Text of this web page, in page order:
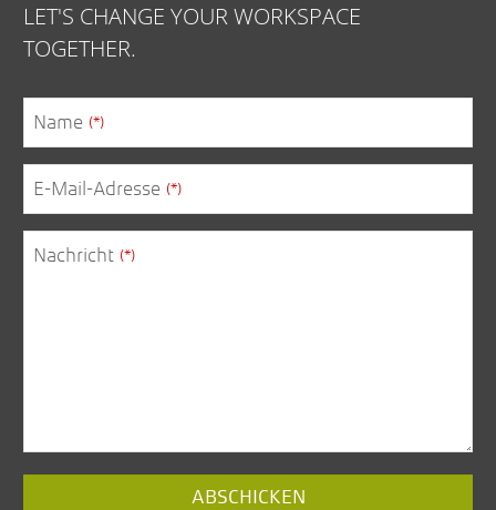
LET'S CHANGE YOUR WORKSPACE
TOGETHER.
Name (*)
E-Mail-Adresse (*)
Nachricht (*)
Website
ABSCHICKEN